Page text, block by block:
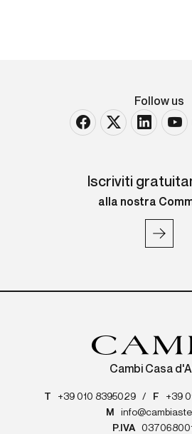
Follow us
Iscriviti
alla nostra
Cambi Casa
T +39 010 8395029 / F
+39
M
P.IVA